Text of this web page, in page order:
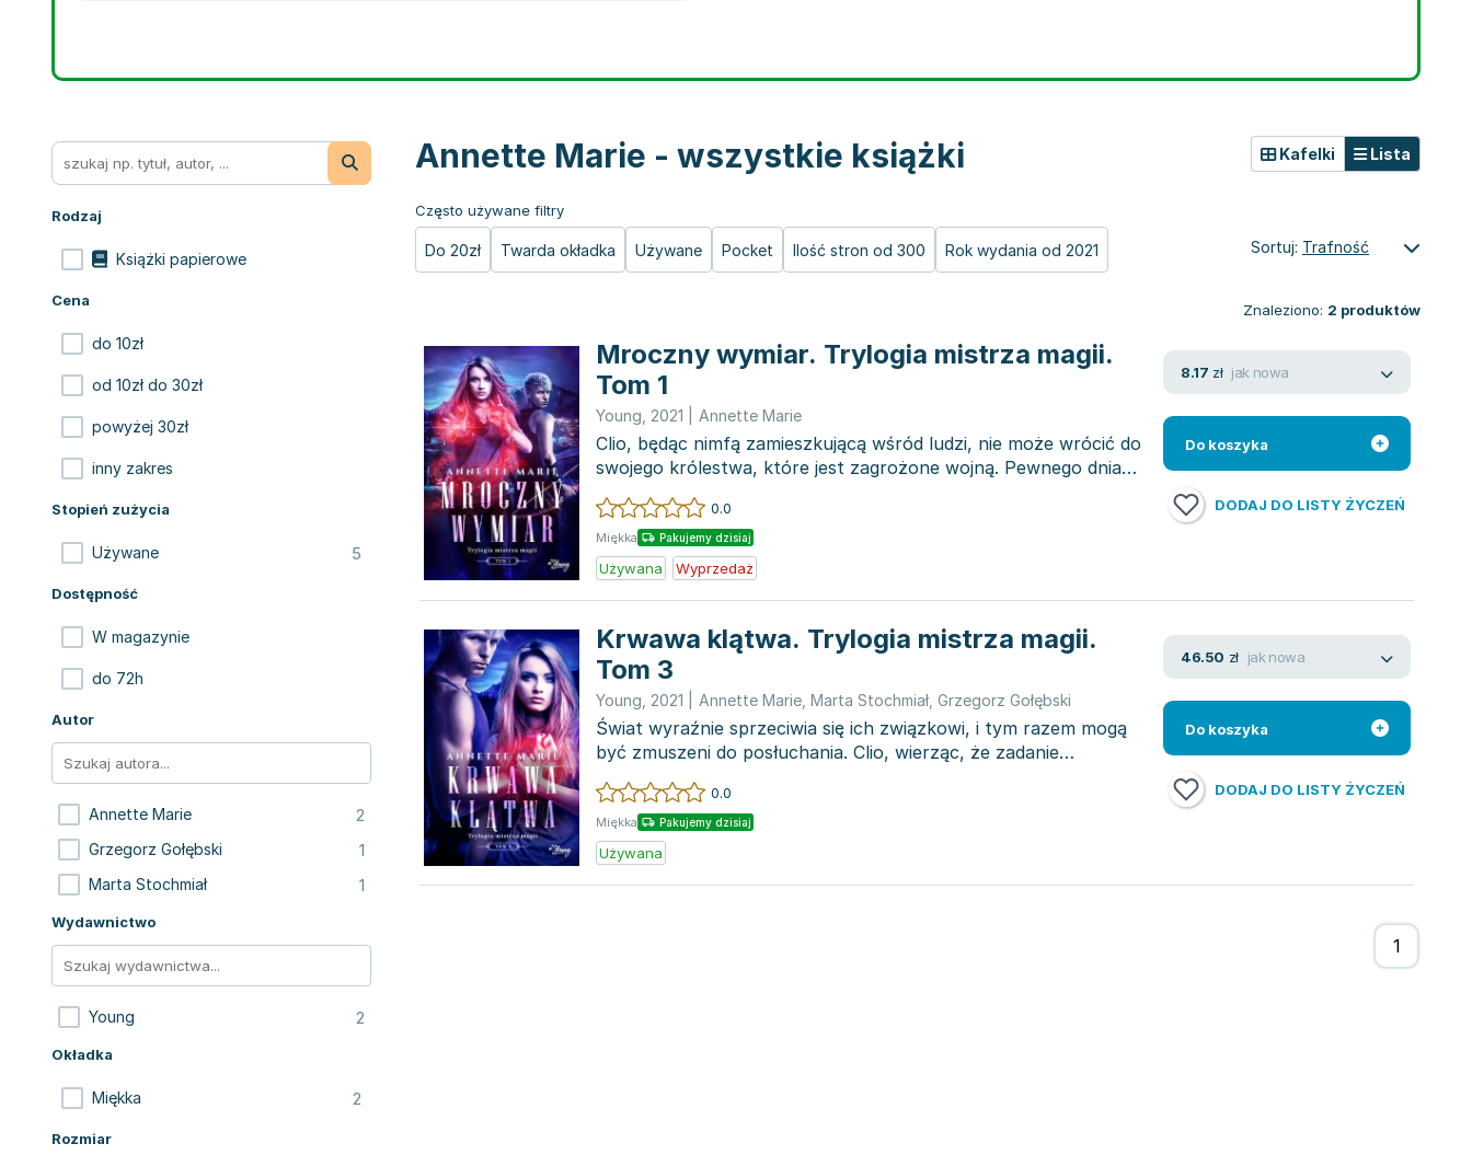
Rodzaj
Książki papierowe
Cena
do 10zł
od 10zł do 30zł
powyżej 30zł
inny zakres
Stopień zużycia
Używane 5
Dostępność
W magazynie
do 72h
Autor
Annette Marie 2
Grzegorz Gołębski 1
Marta Stochmiał 1
Wydawnictwo
Young 2
Okładka
Miękka 2
Rozmiar
Annette Marie - wszystkie książki
Często używane filtry
Do 20zł Twarda okładka Używane Pocket Ilość stron od 300 Rok wydania od 2021
Kafelki Lista
Sortuj: Trafność
Znaleziono: 2 produktów
Mroczny wymiar. Trylogia mistrza magii.
Tom 1
Young 2021 Annette Marie
Clio, będąc nimfą zamieszkującą wśród ludzi, nie może wrócić do
swojego królestwa, które jest zagrożone wojną. Pewnego dnia
otrzym...
0.0
Miękka Pakujemy dzisiaj
Używana Wyprzedaż
8.17 zł jak nowa
Do koszyka
DODAJ DO LISTY ŻYCZEŃ
Krwawa klątwa. Trylogia mistrza magii.
Tom 3
Young 2021 Annette Marie Marta Stochmiał Grzegorz Gołębski
Świat wyraźnie sprzeciwia się ich związkowi, i tym razem mogą
być zmuszeni do posłuchania. Clio, wierząc, że zadanie
powierzone je...
0.0
Miękka Pakujemy dzisiaj
Używana
46.50 zł jak nowa
Do koszyka
DODAJ DO LISTY ŻYCZEŃ